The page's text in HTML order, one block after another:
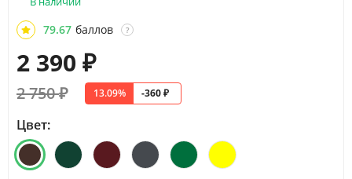
79.67 баллов ?
2 390 ₽
2 750₽ 13.09% -360₽
Цвет: